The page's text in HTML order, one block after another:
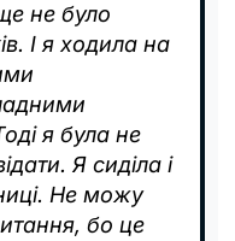
не було
І я ходила на
я була не
Я сиділа і
Не можу
бо це